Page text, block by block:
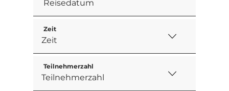
Zeit
Teilnehmerzahl